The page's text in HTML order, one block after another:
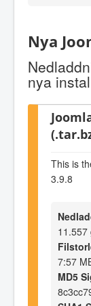
Nya
nya
This is
3.9.8
11.557
7:57
MD5